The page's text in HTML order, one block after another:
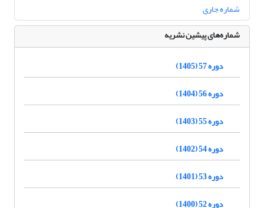
شماره جاری
شماره‌های پیشین نشریه
دوره 57 (1405)
دوره 56 (1404)
دوره 55 (1403)
دوره 54 (1402)
دوره 53 (1401)
دوره 52 (1400)